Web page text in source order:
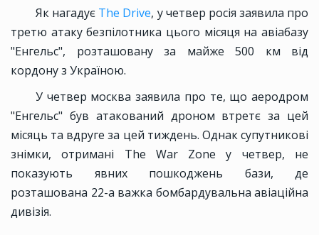
Як нагадує The Drive, у четвер росія заявила про
третю атаку безпілотника цього місяця на авіабазу
"Енгельс", розташовану за майже 500 км від
кордону з Україною.
У четвер москва заявила про те, що аеродром
"Енгельс" був атакований дроном втретє за цей
місяць та вдруге за цей тиждень. Однак супутникові
знімки, отримані The War Zone у четвер, не
показують явних пошкоджень бази, де
розташована 22-а важка бомбардувальна авіаційна
дивізія.